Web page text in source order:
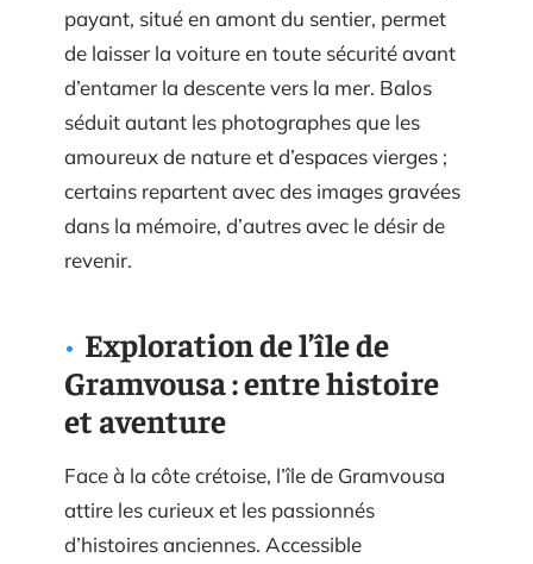
payant, situé en amont du sentier, permet
de laisser la voiture en toute sécurité avant
d’entamer la descente vers la mer. Balos
séduit autant les photographes que les
amoureux de nature et d’espaces vierges ;
certains repartent avec des images gravées
dans la mémoire, d’autres avec le désir de
revenir.
Exploration de l’île de
Gramvousa : entre histoire
et aventure
Face à la côte crétoise, l’île de Gramvousa
attire les curieux et les passionnés
d’histoires anciennes. Accessible